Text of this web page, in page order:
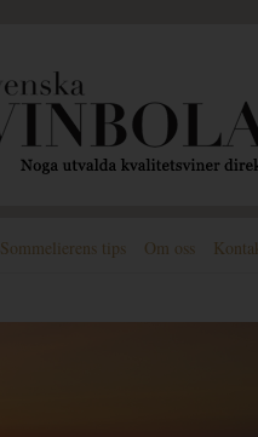
Sommelierens tips Om oss